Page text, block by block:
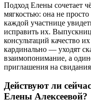
Подход Елены сочетает
мягкостью: она не
каждой участнице
исправить их.
консультаций качество
кардинально — уходят
взаимопонимание, а
приглашения на
Действуют ли
Елены Алексеевой?